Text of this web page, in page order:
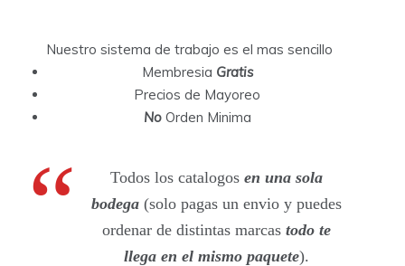
Nuestro sistema de trabajo es el mas sencillo
Membresia Gratis
Precios de Mayoreo
NoOrden Minima
Todos los catalogos en una sola
bodega (solo pagas un envio y puedes
ordenar de distintas marcastodo te
llega en el mismo paquete).